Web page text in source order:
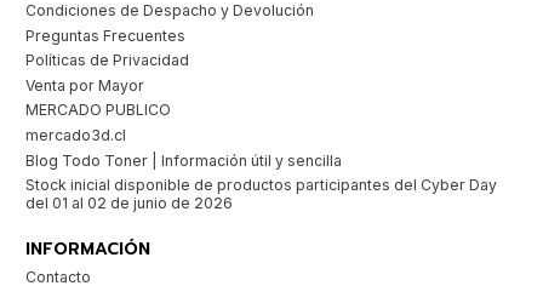
Condiciones de Despacho y Devolución
Preguntas Frecuentes
Políticas de Privacidad
Venta por Mayor
MERCADO PUBLICO
mercado3d.cl
Blog Todo Toner | Información útil y sencilla
Stock inicial disponible de productos participantes del Cyber Day
del 01 al 02 de junio de 2026
INFORMACIÓN
Contacto